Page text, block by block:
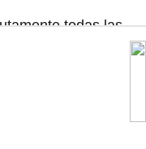
todas las
toda la red y compara
sitios con la mejor
tiempo ni dinero.